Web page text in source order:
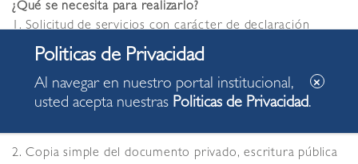
¿Qué se necesita para realizarlo?
1. Solicitud de servicios con carácter de declaración
jurada, debidamente llenada por el solicitante, indicando
número de DNI, fecha y monto del recibo de pago del
trámite administrativo y el número de Tomo y Foja, Ficha
y/o Partida Registral en donde se encuentre inscrito el
2. Copia simple del documento privado, escritura pública
Al navegar en nuestro portal institucional,
usted acepta nuestras Politicas de Privacidad.